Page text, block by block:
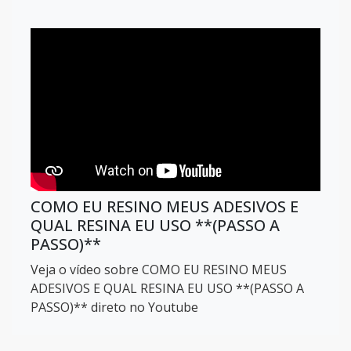
COMO EU RESINO MEUS ADESIVOS E
QUAL RESINA EU USO **(PASSO A
PASSO)**
Veja o vídeo sobre COMO EU RESINO MEUS
ADESIVOS E QUAL RESINA EU USO **(PASSO A
PASSO)** direto no Youtube